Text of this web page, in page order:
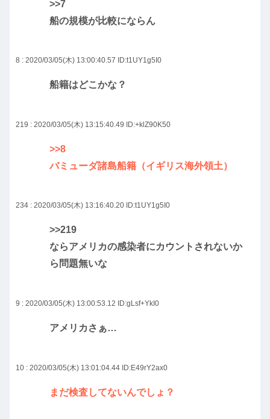
>>7
船の規模が比較にならん
8 : 2020/03/05(木) 13:00:40.57 ID:t1UY1g5I0
船籍はどこかな？
219 : 2020/03/05(木) 13:15:40.49 ID:+klZ90K50
>>8
バミューダ諸島船籍（イギリス海外領土）
234 : 2020/03/05(木) 13:16:40.20 ID:t1UY1g5I0
>>219
ならアメリカの感染者にカウントされないか
ら問題無いな
9 : 2020/03/05(木) 13:00:53.12 ID:gLsf+YkI0
アメリカさぁ…
10 : 2020/03/05(木) 13:01:04.44 ID:E49rY2ax0
まだ検査してないんでしょ？